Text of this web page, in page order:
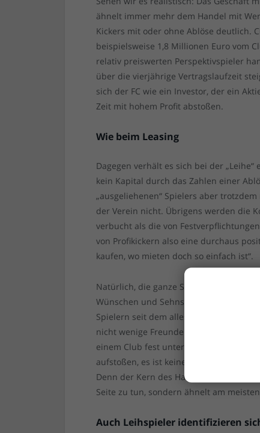
ähnelt immer mehr dem Handel mit
Kickers mit oder ohne Ablöse deutlich.
beispielsweise 1,8 Millionen Euro vom
relativ preiswerten Perspektivspieler
über die vierjährige Vertragslaufzeit
sich der FC wie ein Investor, der ein
Zeit mit hohem Profit abstoßen.
Wie beim Leasing
Dagegen verhält es sich bei der
kein Kapital durch das Zahlen einer
„ausgeliehenen“ Spielers aber
der Verein nicht. Übrigens werden die
verbucht als die von
von Profikickern also eine durchaus
kaufen, wo mieten doch so einfach ist“.
Natürlich, die ganze Sache so zu
Wünschen und Sehnsüchten sowie der
Spielern seit dem alles verändernden
nicht wenige Freunde des Sports fast
einem Club fest unter Vertrag
aufstoßen, es ist keinen Deut näher
Denn der Kern des Handels mit
Seite zu tun, sondern ähnelt am
Auch Leihspieler identifizieren